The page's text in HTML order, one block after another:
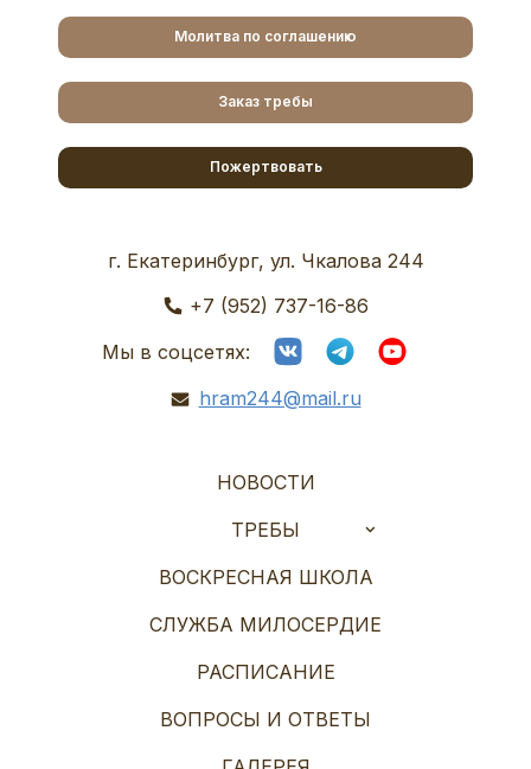
Молитва по соглашению
Заказ требы
Пожертвовать
г. Екатеринбург, ул. Чкалова 244
+7 (952) 737-16-86
Мы в соцсетях:
hram244@mail.ru
НОВОСТИ
ТРЕБЫ
ВОСКРЕСНАЯ ШКОЛА
СЛУЖБА МИЛОСЕРДИЕ
РАСПИСАНИЕ
ВОПРОСЫ И ОТВЕТЫ